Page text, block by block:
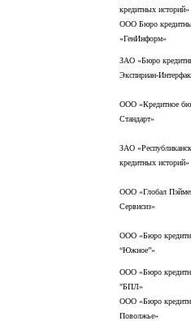
кредитных историй»
ООО Бюро
«ГенИнформ»
ЗАО «Бюро
Экспириан-
ООО «Кредитное
Стандарт»
ЗАО
кредитных историй»
ООО «Глобал
Сервисиз»
ООО «Бюро
“Южное”»
ООО «Бюро
"БПЛ»
ООО «Бюро
Поволжье»